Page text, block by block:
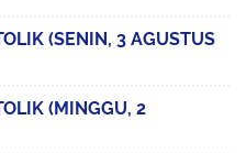
(SENIN, 3 AGUSTUS
(MINGGU, 2